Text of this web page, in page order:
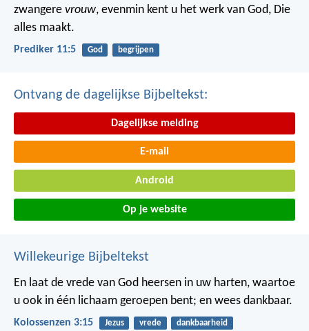
zwangere vrouw, evenmin kent u het werk van God, Die
alles maakt.
Prediker 11:5 God begrijpen
Ontvang de dagelijkse Bijbeltekst:
Dagelijkse melding
E-mail
Android
Op je website
Willekeurige Bijbeltekst
En laat de vrede van God heersen in uw harten, waartoe
u ook in één lichaam geroepen bent; en wees dankbaar.
Kolossenzen 3:15 Jezus vrede dankbaarheid